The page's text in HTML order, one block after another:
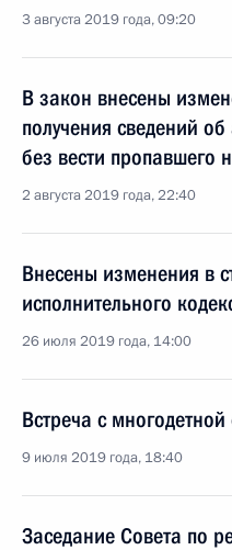
3 августа 2019 года, 09:20
В закон внесены
получения сведений
без вести пропавшего
2 августа 2019 года, 22:40
Внесены изменения в
исполнительного
26 июля 2019 года, 14:00
Встреча с
9 июля 2019 года, 18:40
Заседание Совета по